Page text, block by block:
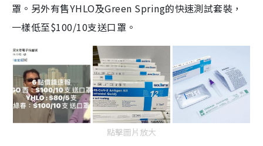
罩。另外有售YHLO及Green Spring的快速測試套裝，
一樣低至$100/10支送口罩。
點擊圖片放大